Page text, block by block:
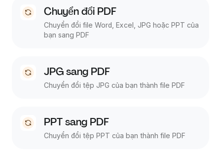
Chuyển đổi PDF
Chuyển đổi file Word, Excel, JPG hoặc PPT của
bạn sang PDF
JPG sang PDF
Chuyển đổi tệp JPG của bạn thành file PDF
PPT sang PDF
Chuyển đổi tệp PPT của bạn thành file PDF